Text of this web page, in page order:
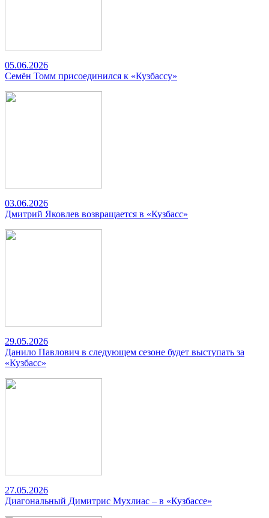
05.06.2026
Семён Томм присоединился к «Кузбассу»
03.06.2026
Дмитрий Яковлев возвращается в «Кузбасс»
29.05.2026
Данило Павлович в следующем сезоне будет выступать за
«Кузбасс»
27.05.2026
Диагональный Димитрис Мухлиас – в «Кузбассе»